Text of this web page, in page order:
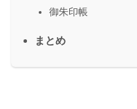
御朱印帳
まとめ